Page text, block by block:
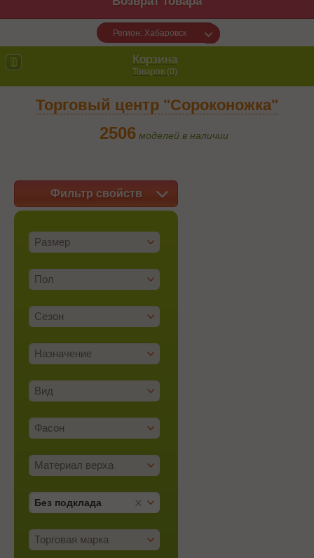
Регион: Хабаровск
Корзина
Товаров (0)
Торговый центр "Сороконожка"
2506 моделей в наличии
Фильтр свойств
Размер
Пол
Сезон
Назначение
Вид
Фасон
Материал верха
Без подклада
Торговая марка